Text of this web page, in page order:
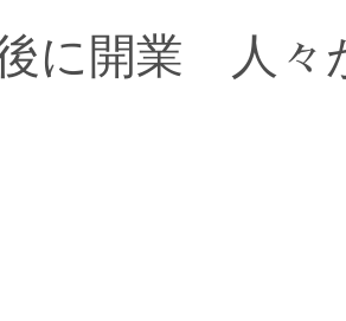
に開業 人々